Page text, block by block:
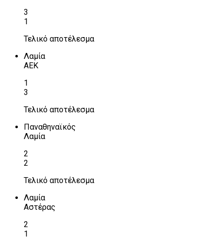
3
1
Τελικό αποτέλεσμα
Λαμία
ΑΕΚ
1
3
Τελικό αποτέλεσμα
Παναθηναϊκός
Λαμία
2
2
Τελικό αποτέλεσμα
Λαμία
Αστέρας
2
1